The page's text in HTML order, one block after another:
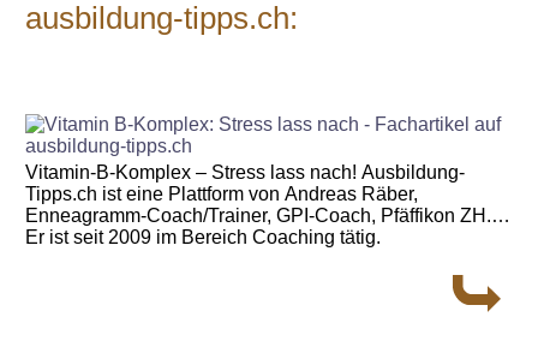
ausbildung-tipps.ch:
Vitamin-B-Komplex – Stress lass nach! Ausbildung-
Tipps.ch ist eine Plattform von Andreas Räber,
Enneagramm-Coach/Trainer, GPI-Coach, Pfäffikon ZH.
Er ist seit 2009 im Bereich Coaching tätig.